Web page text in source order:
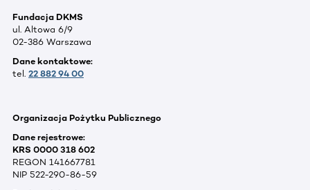
Fundacja DKMS
ul. Altowa 6/9
02-386 Warszawa
Dane kontaktowe:
tel. 22 882 94 00
Organizacja Pożytku Publicznego
Dane rejestrowe:
KRS 0000 318 602
REGON 141667781
NIP 522-290-86-59